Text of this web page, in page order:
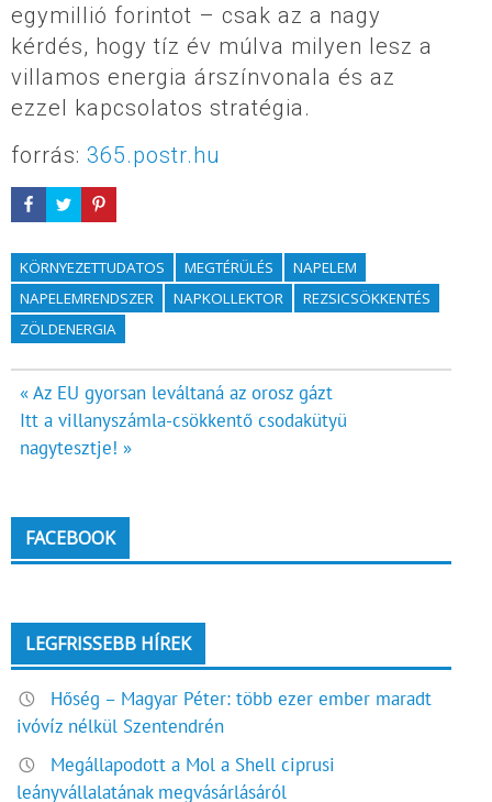
egymillió forintot – csak az a nagy
kérdés, hogy tíz év múlva milyen lesz a
villamos energia árszínvonala és az
ezzel kapcsolatos stratégia.
forrás: 365.postr.hu
KÖRNYEZETTUDATOS MEGTÉRÜLÉS
NAPELEM
NAPELEMRENDSZER
NAPKOLLEKTOR
REZSICSÖKKENTÉS
ZÖLDENERGIA
Bejegyzés
navigáció
« Az EU gyorsan leváltaná az orosz gázt
Itt a villanyszámla-csökkentő csodakütyü
nagytesztje! »
FACEBOOK
LEGFRISSEBB HÍREK
Hőség – Magyar Péter: több ezer ember maradt
ivóvíz nélkül Szentendrén
Megállapodott a Mol a Shell ciprusi
leányvállalatának megvásárlásáról